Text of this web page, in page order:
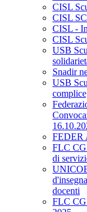
CISL
CISL
CISL -
CISL
USB
Snadir
USB
FEDER
FLC
di
docenti
FLC